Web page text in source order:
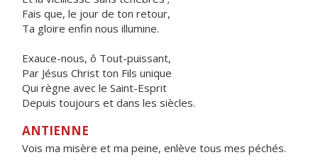
Fais que, le jour de ton retour,
Ta gloire enfin nous illumine.
Exauce-nous, ô Tout-puissant,
Par Jésus Christ ton Fils unique
Qui règne avec le Saint-Esprit
Depuis toujours et dans les siècles.
ANTIENNE
Vois ma misère et ma peine, enlève tous mes péchés.